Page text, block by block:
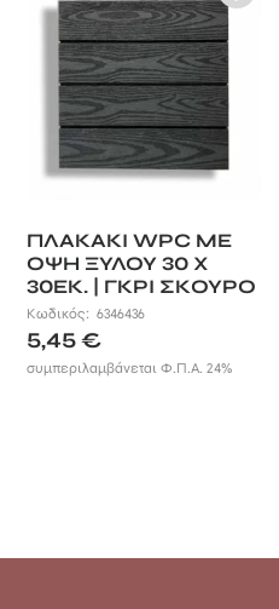
ΠΛΑΚΑΚΙ WPC ΜΕ
ΟΨΗ ΞΥΛΟΥ 30 X
30ΕΚ. | ΓΚΡΙ ΣΚΟΥΡΟ
Κωδικός:6346436
5,45€
συμπεριλαμβάνεται Φ.Π.Α. 24%